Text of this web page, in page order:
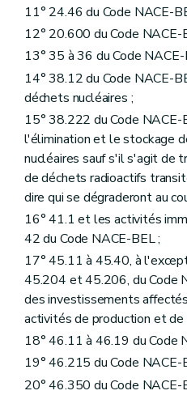
11° 24.46 du Code NACE-
12° 20.600 du Code NACE-
13° 35 à 36 du Code NACE-
14° 38.12 du Code NACE-
déchets nucléaires ;
15° 38.222 du Code
l'élimination et le stockage
nucléaires sauf s'il s'agit de
de déchets radioactifs
dire qui se dégraderont au
16° 41.1 et les activités
42 du Code NACE-BEL ;
17° 45.11 à 45.40, à
45.204 et 45.206, du Code
des investissements
activités de production et de
18° 46.11 à 46.19 du Code
19° 46.215 du Code NACE-
20° 46.350 du Code NACE-